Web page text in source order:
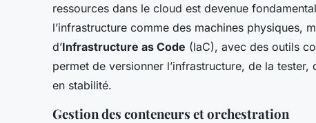
ressources dans le cloud est devenue
l’infrastructure comme des machines physiques,
d’Infrastructure as Code (IaC), avec des outils
permet de versionner l’infrastructure, de la
en stabilité.
Gestion des conteneurs et orchestration